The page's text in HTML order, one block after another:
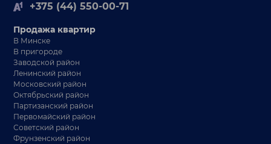
+375 (44) 550-00-71
Продажа квартир
В Минске
В пригороде
Заводской район
Ленинский район
Московский район
Октябрьский район
Партизанский район
Первомайский район
Советский район
Фрунзенский район